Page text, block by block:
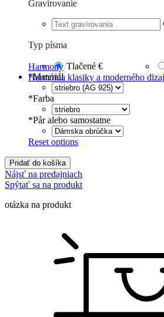
Harmony
Harmónia klasiky a moderného
Gravírovanie
Typ písma
Tlačené €
*Materiál
*Farba
*Pár alebo samostatne
Reset options
Pridať do košíka
Nájsť na predajniach
Spýtať sa na produkt
otázka na produkt